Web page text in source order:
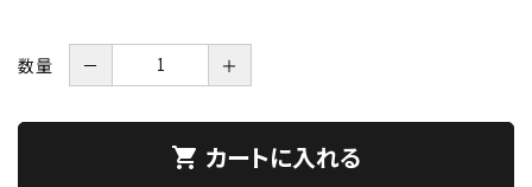
数量 － ＋
shopping_cart カートに入れる